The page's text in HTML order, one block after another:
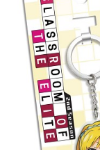
每筆NT$65，滿
(不開放使用，請勿
每筆NT$9,999
7-11取貨付款
每筆NT$65，滿
付款後7-11取貨
每筆NT$65，滿